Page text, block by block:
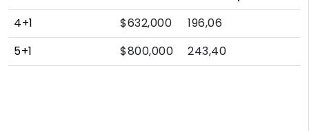
4+1 $632,000
196,06
5+1
$800,000 243,40